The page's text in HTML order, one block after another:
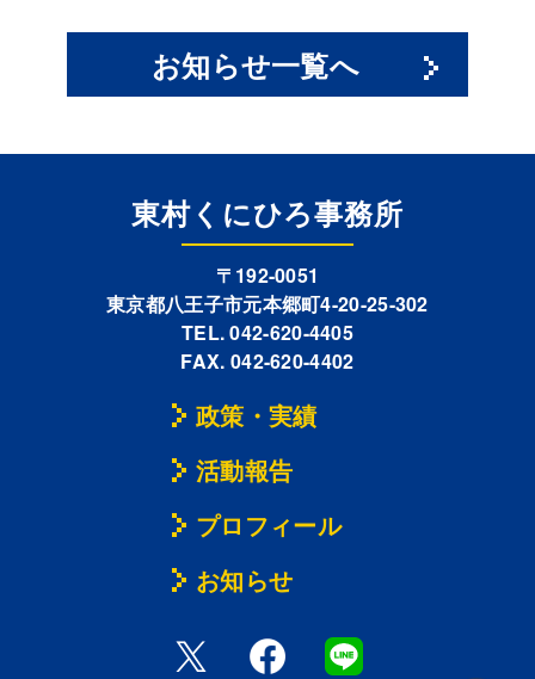
お知らせ一覧へ
東村くにひろ事務所
〒192-0051
東京都八王子市元本郷町4-20-25-302
TEL. 042-620-4405
FAX. 042-620-4402
政策・実績
活動報告
プロフィール
お知らせ